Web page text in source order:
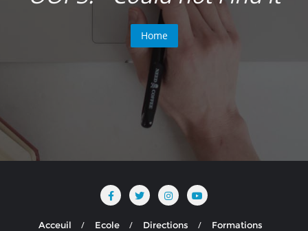
Home
Acceuil Ecole Directions Formations